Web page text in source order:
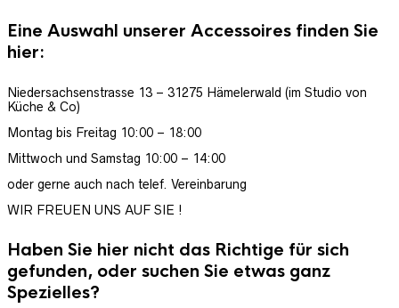
Eine Auswahl unserer Accessoires finden Sie
hier:
Niedersachsenstrasse 13 – 31275 Hämelerwald (im Studio von
Küche & Co)
Montag bis Freitag 10:00 – 18:00
Mittwoch und Samstag 10:00 – 14:00
oder gerne auch nach telef. Vereinbarung
WIR FREUEN UNS AUF SIE !
Haben Sie hier nicht das Richtige für sich
gefunden, oder suchen Sie etwas ganz
Spezielles?